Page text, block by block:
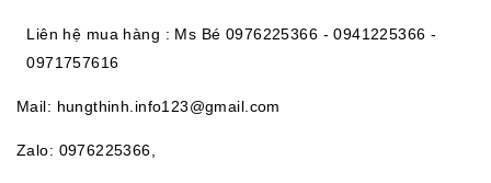
Liên hệ mua hàng : Ms Bé 0976225366 -0941225366 -
0971757616
Mail: hungthinh.info123@gmail.com
Zalo: 0976225366,